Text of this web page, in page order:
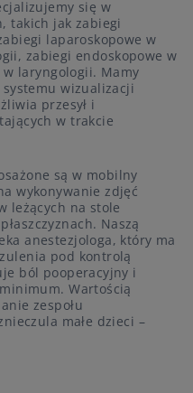
się w
takich jak zabiegi
laparoskopowe w
zabiegi endoskopowe w
laryngologii. Mamy
wizualizacji
przesył i
w trakcie
są w mobilny
wykonywanie zdjęć
leżących na stole
Naszą
anestezjologa, który ma
pod kontrolą
ból pooperacyjny i
Wartością
zespołu
małe dzieci –